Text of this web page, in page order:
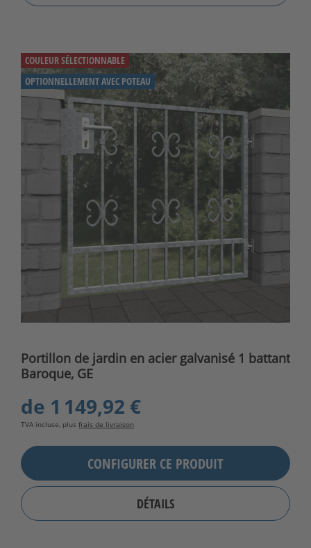
COULEUR SÉLECTIONNABLE
OPTIONNELLEMENT AVEC POTEAU
Portillon de jardin en acier galvanisé 1 battant
Baroque, GE
de 1 149,92 €
TVA incluse, plus frais de livraison
CONFIGURER CE PRODUIT
DÉTAILS